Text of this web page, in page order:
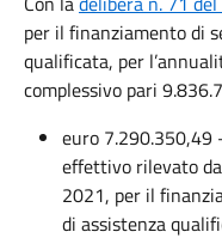
per il finanziamento di
qualificata, per
complessivo pari
euro 7.290.350,49
effettivo rilevato
2021, per il
di assistenza